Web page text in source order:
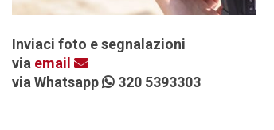
Inviaci foto e segnalazioni
via email
via Whatsapp
320 5393303